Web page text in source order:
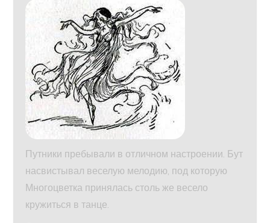
Путники пребывали в отличном настроении. Бут
насвистывал веселую мелодию, под которую
Многоцветка принялась столь же весело
кружиться в танце.